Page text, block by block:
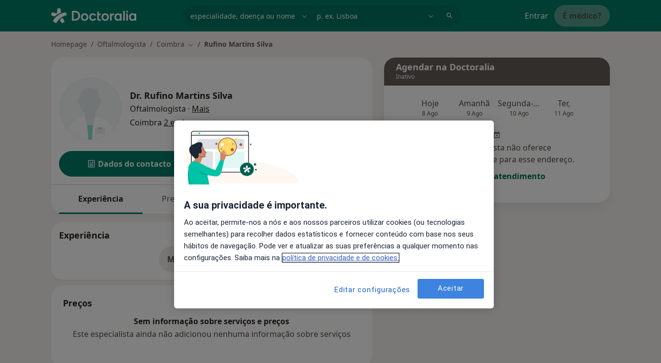
Entrar É médico?
Homepage Oftalmologista Coimbra Mudar de cidade
Rufino Martins Silva
Dr. Rufino Martins Silva
Oftalmologista · Mais
Coimbra 2 endereços
Dados do contacto Solicite um atendimento
Experiência Preços Consultórios
Experiência
Mostrar mais detalhes
sobre a experiência
Preços
Sem informação sobre serviços e preços
Este especialista ainda não adicionou nenhuma informação sobre serviços
Agendar na Doctoralia
Inativo
Hoje
8 Ago
Amanhã
9 Ago
Segunda-feira
10 Ago
Ter,
11 Ago
Esse especialista não oferece
agendamento online para esse endereço.
Solicite um atendimento
A sua privacidade é importante.
Ao aceitar, permite-nos a nós e aos nossos parceiros utilizar cookies (ou tecnologias
semelhantes) para recolher dados estatísticos e fornecer conteúdo com base nos seus
hábitos de navegação. Pode ver e atualizar as suas preferências a qualquer momento nas
configurações. Saiba mais na política de privacidade e de cookies.
Editar configurações Aceitar